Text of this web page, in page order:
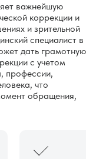
важнейшую
коррекции и
и зрительной
специалист в
дать грамотную
с учетом
профессии,
что
обращения,